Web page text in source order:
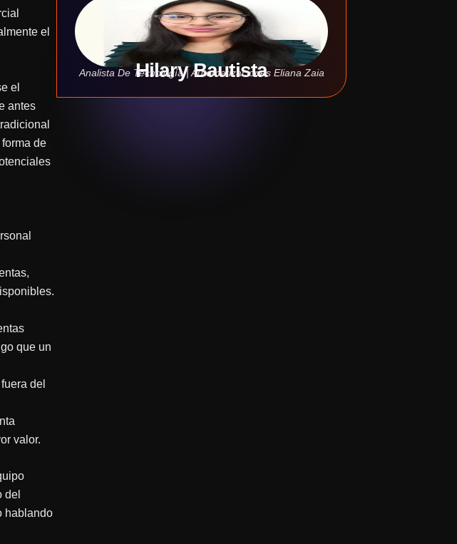
el
el
antes
de
que un
del
valor.
del
hablando
Hilary Bautista
Analista De Tecnología | Automatizaciones Eliana Zaia